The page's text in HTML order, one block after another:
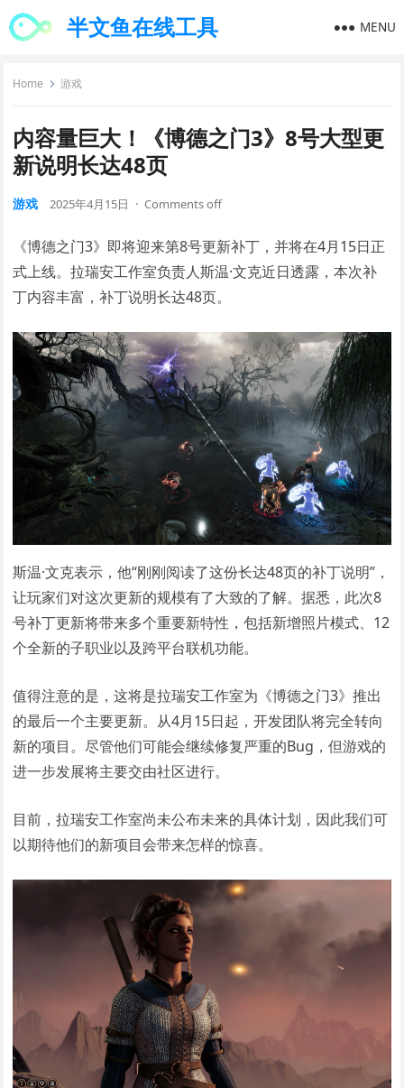
半文鱼在线工具 MENU
Home 游戏
内容量巨大！《博德之门3》8号大型更
新说明长达48页
游戏 2025年4月15日 · Comments off
《博德之门3》即将迎来第8号更新补丁，并将在4月15日正
式上线。拉瑞安工作室负责人斯温·文克近日透露，本次补
丁内容丰富，补丁说明长达48页。
斯温·文克表示，他“刚刚阅读了这份长达48页的补丁说明”，
让玩家们对这次更新的规模有了大致的了解。据悉，此次8
号补丁更新将带来多个重要新特性，包括新增照片模式、12
个全新的子职业以及跨平台联机功能。
值得注意的是，这将是拉瑞安工作室为《博德之门3》推出
的最后一个主要更新。从4月15日起，开发团队将完全转向
新的项目。尽管他们可能会继续修复严重的Bug，但游戏的
进一步发展将主要交由社区进行。
目前，拉瑞安工作室尚未公布未来的具体计划，因此我们可
以期待他们的新项目会带来怎样的惊喜。